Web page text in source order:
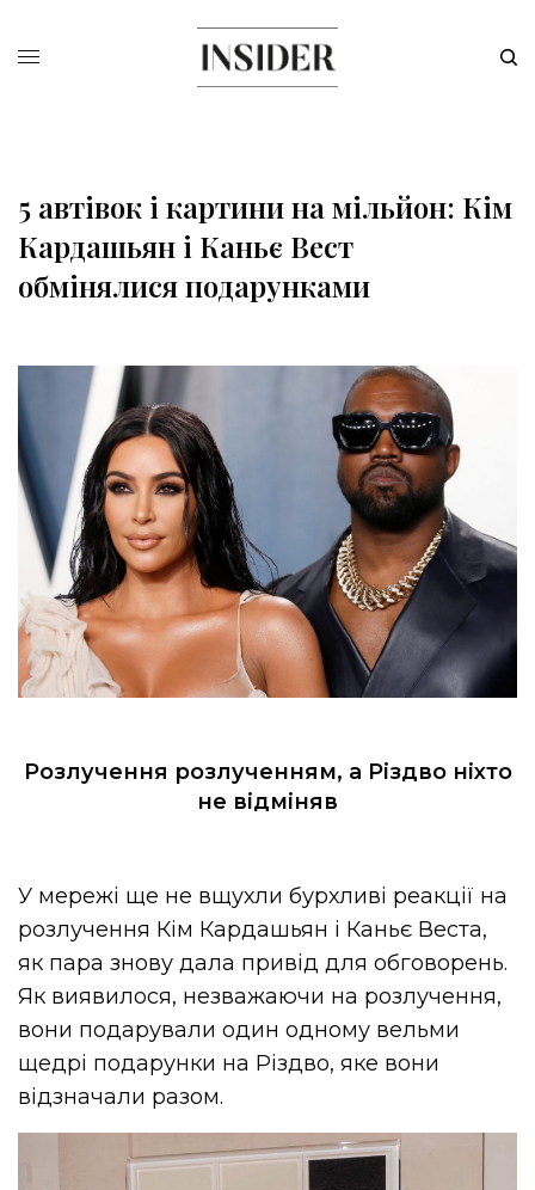
5 автівок і картини на мільйон: Кім
Кардашьян і Каньє Вест
обмінялися подарунками
Розлучення розлученням, а Різдво ніхто
не відміняв
У мережі ще не вщухли бурхливі реакції на
розлучення Кім Кардашьян і Каньє Веста,
як пара знову дала привід для обговорень.
Як виявилося, незважаючи на розлучення,
вони подарували один одному вельми
щедрі подарунки на Різдво, яке вони
відзначали разом.